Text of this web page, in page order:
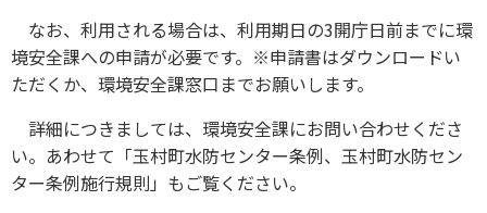
なお、利用される場合は、利用期日の3開庁日前までに環
境安全課への申請が必要です。※申請書はダウンロードい
ただくか、環境安全課窓口までお願いします。
詳細につきましては、環境安全課にお問い合わせくださ
い。あわせて「玉村町水防センター条例、玉村町水防セン
ター条例施行規則」もご覧ください。